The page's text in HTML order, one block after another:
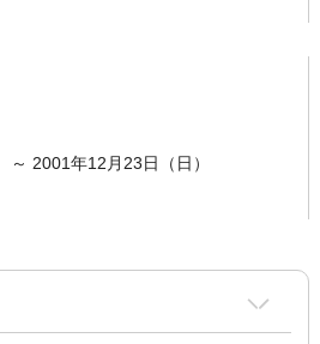
2001年12月23日（日）